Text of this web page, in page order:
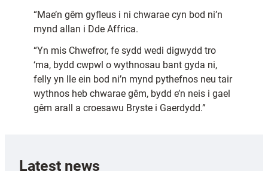
“Mae’n gêm gyfleus i ni chwarae cyn bod ni’n
mynd allan i Dde Affrica.
“Yn mis Chwefror, fe sydd wedi digwydd tro
‘ma, bydd cwpwl o wythnosau bant gyda ni,
felly yn lle ein bod ni’n mynd pythefnos neu tair
wythnos heb chwarae gêm, bydd e’n neis i gael
gêm arall a croesawu Bryste i Gaerdydd.”
Latest news